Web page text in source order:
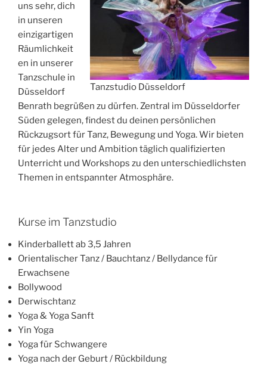
Tanzstudio Düsseldorf
uns sehr, dich
in unseren
einzigartigen
Räumlichkeit
en in unserer
Tanzschule in
Düsseldorf
Benrath begrüßen zu dürfen. Zentral im Düsseldorfer
Süden gelegen, findest du deinen persönlichen
Rückzugsort für Tanz, Bewegung und Yoga. Wir bieten
für jedes Alter und Ambition täglich qualifizierten
Unterricht und Workshops zu den unterschiedlichsten
Themen in entspannter Atmosphäre.
Kurse im Tanzstudio
Kinderballett ab 3,5 Jahren
Orientalischer Tanz / Bauchtanz / Bellydance für
Erwachsene
Bollywood
Derwischtanz
Yoga & Yoga Sanft
Yin Yoga
Yoga für Schwangere
Yoga nach der Geburt / Rückbildung